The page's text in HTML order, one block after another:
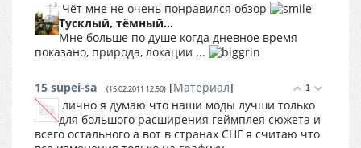
Чёт мне не очень понравился обзор
Тусклый, тёмный...
Мне больше по душе когда дневное время
показано, природа, локации ...
1
15 supei-sa (15.02.2011 12:50) [Материал]
лично я думаю что наши моды лучши только
для большого расширения геймплея сюжета и
всего остального а вот в странах СНГ я считаю что